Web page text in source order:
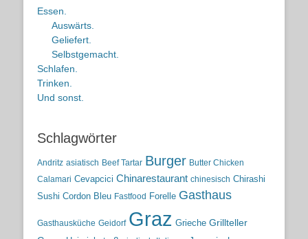
Essen.
Auswärts.
Geliefert.
Selbstgemacht.
Schlafen.
Trinken.
Und sonst.
Schlagwörter
Andritz asiatisch Beef Tartar Burger Butter Chicken
Calamari Cevapcici Chinarestaurant chinesisch Chirashi
Sushi Cordon Bleu Fastfood Forelle Gasthaus
Gasthausküche Geidorf Graz Grieche Grillteller